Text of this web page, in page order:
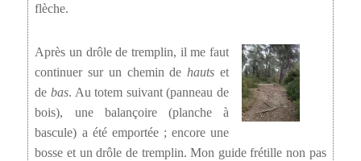
flèche.
Après un drôle de tremplin, il me faut
continuer sur un chemin de hauts et
de bas. Au totem suivant (panneau de
bois), une balançoire (planche à
bascule) a été emportée ; encore une
bosse et un drôle de tremplin. Mon guide frétille non pas